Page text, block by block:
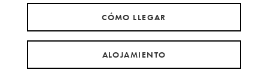
CÓMO LLEGAR
ALOJAMIENTO